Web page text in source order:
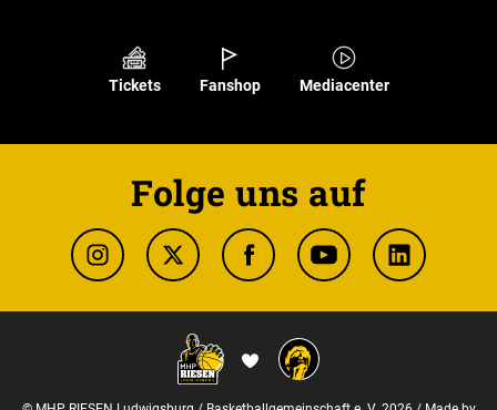
Tickets Fanshop Mediacenter
Folge uns auf